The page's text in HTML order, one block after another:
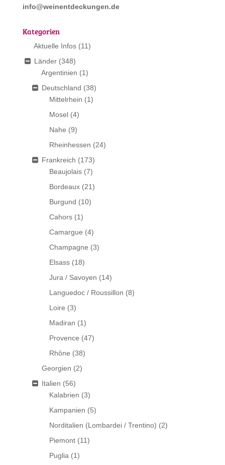
info@weinentdeckungen.de
Kategorien
Aktuelle Infos (11)
Länder (348)
Argentinien (1)
Deutschland (38)
Mittelrhein (1)
Mosel (4)
Nahe (9)
Rheinhessen (24)
Frankreich (173)
Beaujolais (7)
Bordeaux (21)
Burgund (10)
Cahors (1)
Camargue (4)
Champagne (3)
Elsass (18)
Jura / Savoyen (14)
Languedoc / Roussillon (8)
Loire (3)
Madiran (1)
Provence (47)
Rhône (38)
Georgien (2)
Italien (56)
Kalabrien (3)
Kampanien (5)
Norditalien (Lombardei / Trentino) (2)
Piemont (11)
Puglia (1)